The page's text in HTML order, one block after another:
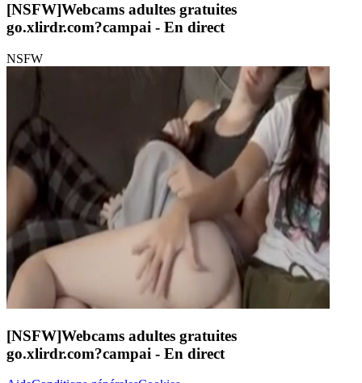
[NSFW]Webcams adultes gratuites
go.xlirdr.com?campai - En direct
NSFW
[NSFW]Webcams adultes gratuites
go.xlirdr.com?campai - En direct